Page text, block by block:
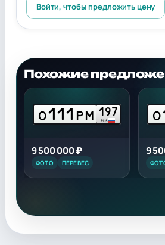
Войти, чтобы предложить цену
Похожие
О111 РМ 197
RUS
9 500 000 ₽
ФОТО ПЕРЕВЕС
О
9